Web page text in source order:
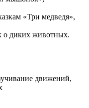
«Три медведя»,
о диких животных.
движений,